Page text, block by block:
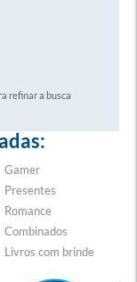
refinar a busca
Gamer
Presentes
Romance
Combinados
Livros com brinde